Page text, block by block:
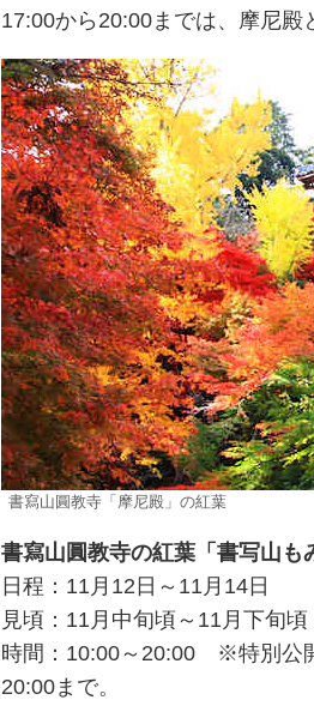
17:00から20:00までは、摩尼殿
書寫山圓教寺「摩尼殿」の紅葉
書寫山圓教寺の紅葉「書写山も
日程：11月12日～11月14日
見頃：11月中旬頃～11月下旬頃
時間：10:00～20:00 ※特別公
20:00まで。